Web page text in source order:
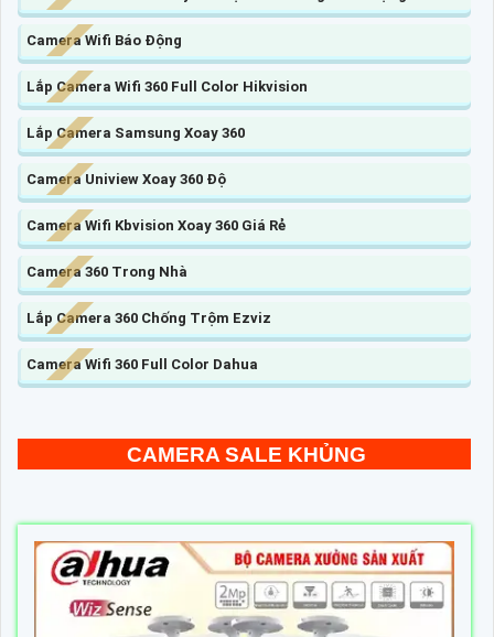
Camera Wifi Báo Động
Lắp Camera Wifi 360 Full Color Hikvision
Lắp Camera Samsung Xoay 360
Camera Uniview Xoay 360 Độ
Camera Wifi Kbvision Xoay 360 Giá Rẻ
Camera 360 Trong Nhà
Lắp Camera 360 Chống Trộm Ezviz
Camera Wifi 360 Full Color Dahua
CAMERA SALE KHỦNG